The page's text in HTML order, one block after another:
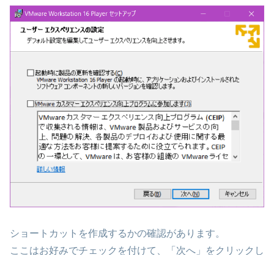
ショートカットを作成するかの確認があります。
ここはお好みでチェックを付けて、「次へ」をクリックし